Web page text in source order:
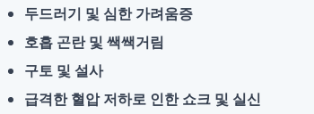
두드러기 및 심한 가려움증
호흡 곤란 및 쌕쌕거림
구토 및 설사
급격한 혈압 저하로 인한 쇼크 및 실신